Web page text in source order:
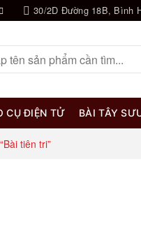
30/2D Đường 18B, Bình
CỤ ĐIỆN TỬ BÀI TÂY
tiên tri”